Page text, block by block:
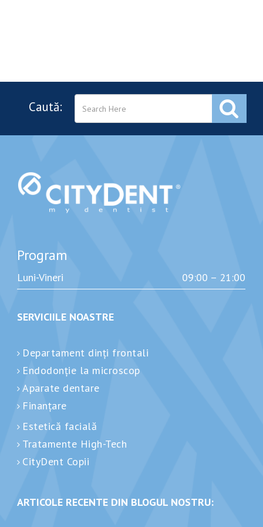
Caută:
Program
Luni-Vineri 09:00 – 21:00
SERVICIILE NOASTRE
Departament dinți frontali
Endodonție la microscop
Aparate dentare
Finanțare
Estetică facială
Tratamente High-Tech
CityDent Copii
ARTICOLE RECENTE DIN BLOGUL NOSTRU: